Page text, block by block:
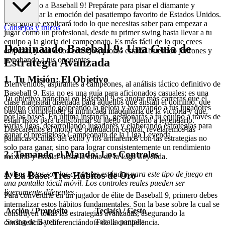
¡Bienvenido a Baseball 9! Prepárate para pisar el diamante y
experimentar la emoción del pasatiempo favorito de Estados Unidos.
Esta guía te explicará todo lo que necesitas saber para empezar a
jugar como un profesional, desde tu primer swing hasta llevar a tu
equipo a la gloria del campeonato. Es más fácil de lo que crees
empezar, y con estos consejos, pronto estarás bateando jonrones y
ponchando a tus oponentes.
1. Tu Misión: El Objetivo
Tu objetivo principal en Baseball 9 es anotar más carreras que el
equipo contrario golpeando la pelota y avanzando a tus jugadores
por las bases. En última instancia, gestionarás a tu equipo a través de
varias ligas, desarrollando jugadores y elaborando estrategias para
ganar el prestigioso Campeonato de la Liga Leyenda.
2. Tomando el Mando: Los Controles
Aviso: Estos son los controles estándar para este tipo de juego en
una pantalla táctil móvil. Los controles reales pueden ser
ligeramente diferentes.
Acción / Propósito
Tecla(s) / Gesto
Swing de Bateo
Toca la pantalla
Consejos y trucos
Dominando Baseball 9: Una Guía de
Estrategia Avanzada
Bienvenidos, aspirantes a campeones, al análisis táctico definitivo de
Baseball 9. Esta no es una guía para aficionados casuales; es una
clase magistral diseñada para aquellos que ansían el dominio, que
buscan comprender la intrincada maquinaria de la victoria y que
están listos para transformar su juego de bueno a legendario.
Disecaremos el motor de puntuación central, revelaremos las
palancas ocultas del éxito y los armaremos con las estrategias no
solo para ganar, sino para lograr consistentemente un rendimiento
máximo y escalar hasta la cima de la Liga Leyenda.
1. La Base: Tres Hábitos de Oro
Para convertirte en un jugador de élite de Baseball 9, primero debes
internalizar estos hábitos fundamentales. Son la base sobre la cual se
construyen todas las estrategias avanzadas, asegurando la
consistencia y diferenciándote de la competencia.